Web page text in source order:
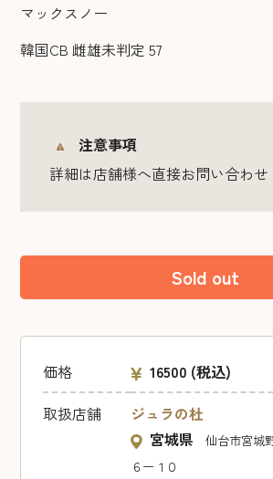
マックスノー
韓国CB 雌雄未判定 57
注意事項
詳細は店舗様へ直接お問い合わせ
Sold out
価格 16500 (税込)
取扱店舗
ジュラの杜
宮城県
仙台市宮城
６ー１０